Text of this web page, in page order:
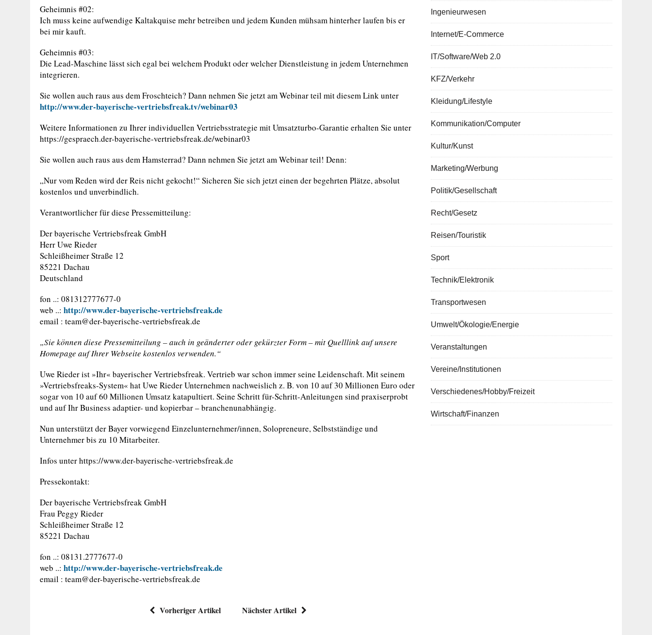
Geheimnis #02:
Ich muss keine aufwendige Kaltakquise mehr betreiben und jedem Kunden mühsam hinterher laufen bis er
bei mir kauft.
Geheimnis #03:
Die Lead-Maschine lässt sich egal bei welchem Produkt oder welcher Dienstleistung in jedem Unternehmen
integrieren.
Sie wollen auch raus aus dem Froschteich? Dann nehmen Sie jetzt am Webinar teil mit diesem Link unter
http://www.der-bayerische-vertriebsfreak.tv/webinar03
Weitere Informationen zu Ihrer individuellen Vertriebsstrategie mit Umsatzturbo-Garantie erhalten Sie unter
https://gespraech.der-bayerische-vertriebsfreak.de/webinar03
Sie wollen auch raus aus dem Hamsterrad? Dann nehmen Sie jetzt am Webinar teil! Denn:
„Nur vom Reden wird der Reis nicht gekocht!“ Sicheren Sie sich jetzt einen der begehrten Plätze, absolut
kostenlos und unverbindlich.
Verantwortlicher für diese Pressemitteilung:
Der bayerische Vertriebsfreak GmbH
Herr Uwe Rieder
Schleißheimer Straße 12
85221 Dachau
Deutschland
fon ..: 081312777677-0
web ..: http://www.der-bayerische-vertriebsfreak.de
email : team@der-bayerische-vertriebsfreak.de
„Sie können diese Pressemitteilung – auch in geänderter oder gekürzter Form – mit Quelllink auf unsere
Homepage auf Ihrer Webseite kostenlos verwenden.“
Uwe Rieder ist »Ihr« bayerischer Vertriebsfreak. Vertrieb war schon immer seine Leidenschaft. Mit seinem
»Vertriebsfreaks-System« hat Uwe Rieder Unternehmen nachweislich z. B. von 10 auf 30 Millionen Euro oder
sogar von 10 auf 60 Millionen Umsatz katapultiert. Seine Schritt für-Schritt-Anleitungen sind praxiserprobt
und auf Ihr Business adaptier- und kopierbar – branchenunabhängig.
Nun unterstützt der Bayer vorwiegend Einzelunternehmer/innen, Solopreneure, Selbstständige und
Unternehmer bis zu 10 Mitarbeiter.
Infos unter https://www.der-bayerische-vertriebsfreak.de
Pressekontakt:
Der bayerische Vertriebsfreak GmbH
Frau Peggy Rieder
Schleißheimer Straße 12
85221 Dachau
fon ..: 08131.2777677-0
web ..: http://www.der-bayerische-vertriebsfreak.de
email : team@der-bayerische-vertriebsfreak.de
Vorheriger Artikel Nächster Artikel
Ingenieurwesen
Internet/E-Commerce
IT/Software/Web 2.0
KFZ/Verkehr
Kleidung/Lifestyle
Kommunikation/Computer
Kultur/Kunst
Marketing/Werbung
Politik/Gesellschaft
Recht/Gesetz
Reisen/Touristik
Sport
Technik/Elektronik
Transportwesen
Umwelt/Ökologie/Energie
Veranstaltungen
Vereine/Institutionen
Verschiedenes/Hobby/Freizeit
Wirtschaft/Finanzen